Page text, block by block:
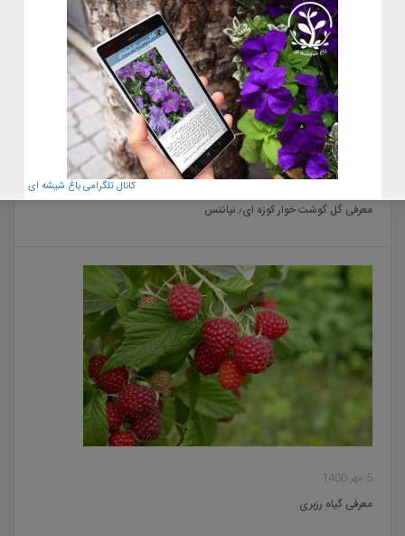
معرفی گل گوشت خوار کوزه ای٫ نپانتس
5 مهر 1400
معرفی گیاه رزبری
کانال تلگرامی باغ شیشه ای